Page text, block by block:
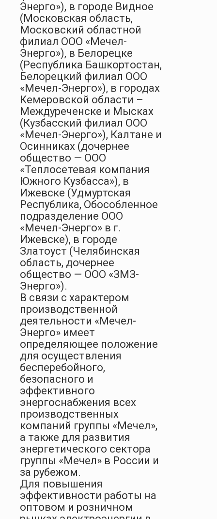
Энерго»), в городе Видное
(Московская область,
Московский областной
филиал ООО «Мечел-
Энерго»), в Белорецке
(Республика Башкортостан,
Белорецкий филиал ООО
«Мечел-Энерго»), в городах
Кемеровской области –
Междуреченске и Мысках
(Кузбасский филиал ООО
«Мечел-Энерго»), Калтане и
Осинниках (дочернее
общество — ООО
«Теплосетевая компания
Южного Кузбасса»), в
Ижевске (Удмуртская
Республика, Обособленное
подразделение ООО
«Мечел-Энерго» в г.
Ижевске), в городе
Златоуст (Челябинская
область, дочернее
общество — ООО «ЗМЗ-
Энерго»).
В связи с характером
производственной
деятельности «Мечел-
Энерго» имеет
определяющее положение
для осуществления
бесперебойного,
безопасного и
эффективного
энергоснабжения всех
производственных
компаний группы «Мечел»,
а также для развития
энергетического сектора
группы «Мечел» в России и
за рубежом.
Для повышения
эффективности работы на
оптовом и розничном